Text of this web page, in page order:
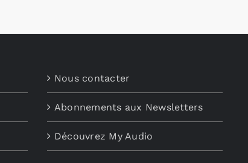
Nous contacter
Abonnements aux Newsletters
Découvrez My Audio